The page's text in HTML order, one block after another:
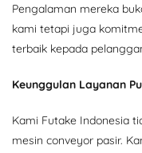
Pengalaman mereka
kami tetapi juga
terbaik kepada
Keunggulan Layanan
Kami Futake Indonesia
mesin conveyor pasir.